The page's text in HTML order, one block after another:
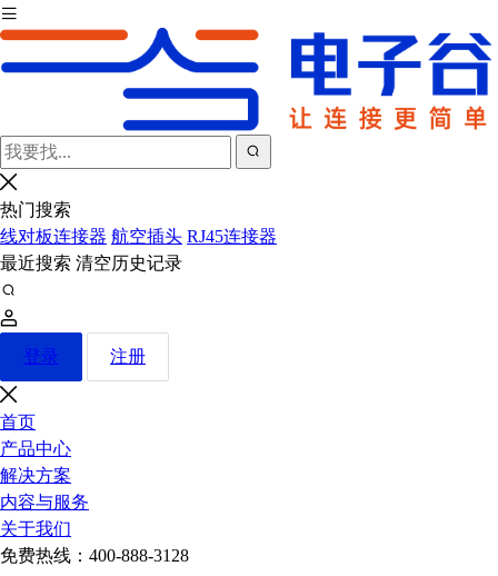
热门搜索
线对板连接器 航空插头 RJ45连接器
最近搜索 清空历史记录
登录 注册
首页
产品中心
解决方案
内容与服务
关于我们
免费热线： 400-888-3128